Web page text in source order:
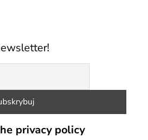
privacy policy